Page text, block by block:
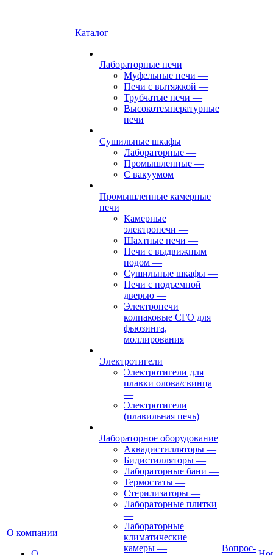
О компании
Каталог
Лабораторные печи
Муфельные печи —
Печи с вытяжкой —
Трубчатые печи —
Высокотемпературные
печи
Сушильные шкафы
Лабораторные —
Промышленные —
С вакуумом
Промышленные камерные
печи
Камерные
электропечи —
Шахтные печи —
Печи с выдвижным
подом —
Сушильные шкафы —
Печи с подъемной
дверью —
Электропечи
колпаковые СГО для
фьюзинга,
моллирования
Электротигели
Электротигели для
плавки олова/свинца
—
Электротигели
(плавильная печь)
Лабораторное оборудование
Аквадистилляторы —
Бидистилляторы —
Лабораторные бани —
Термостаты —
Стерилизаторы —
Лабораторные плитки
—
Лабораторные
климатические
камеры —
Вопрос-